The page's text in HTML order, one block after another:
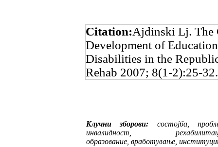
Citation:Ajdinski Lj. The
Development of
Disabilities in the
Rehab 2007; 8(1-2):25-32.
Клучни зборови: состојба,
инвалид­ност,
образование, вработу­ва­ње,